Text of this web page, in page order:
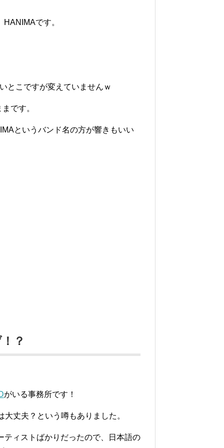
です。
とこですが変えていませんｗ
です。
というバンド名の方が響きもいい
？
がいる事務所です！
丈夫？という噂もありました。
ィストばかりだったので、日本語の